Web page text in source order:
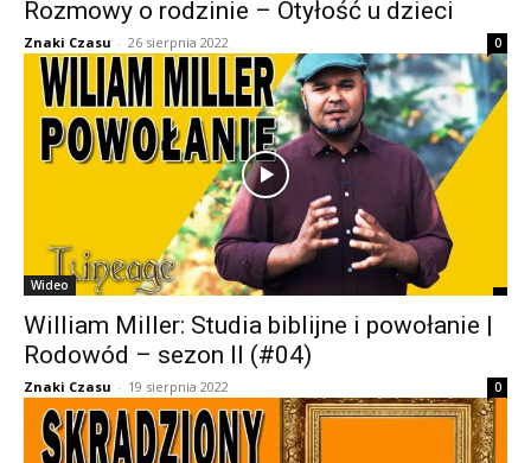
Rozmowy o rodzinie – Otyłość u dzieci
Znaki Czasu - 26 sierpnia 2022 0
Wideo
William Miller: Studia biblijne i powołanie |
Rodowód – sezon II (#04)
Znaki Czasu - 19 sierpnia 2022 0